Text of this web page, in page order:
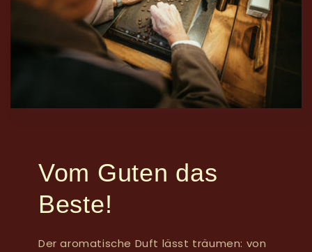
Vom Guten das
Beste!
Der aromatische Duft lässt träumen: von